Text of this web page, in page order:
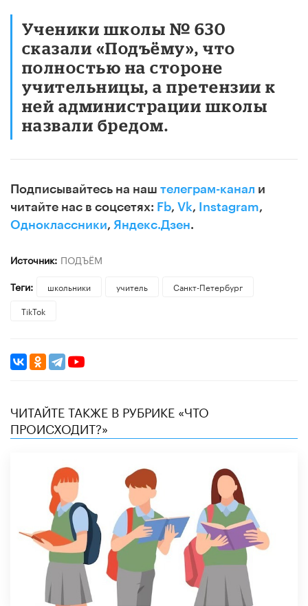
Ученики школы № 630
сказали «Подъёму», что
полностью на стороне
учительницы, а претензии к
ней администрации школы
назвали бредом.
Подписывайтесь на наш телеграм-канал и
читайте нас в соцсетях: Fb, Vk, Instagram,
Одноклассники, Яндекс.Дзен.
Источник: ПОДЪЁМ
Теги:
школьники учитель
Санкт-Петербург
TikTok
ЧИТАЙТЕ ТАКЖЕ В РУБРИКЕ «ЧТО
ПРОИСХОДИТ?»